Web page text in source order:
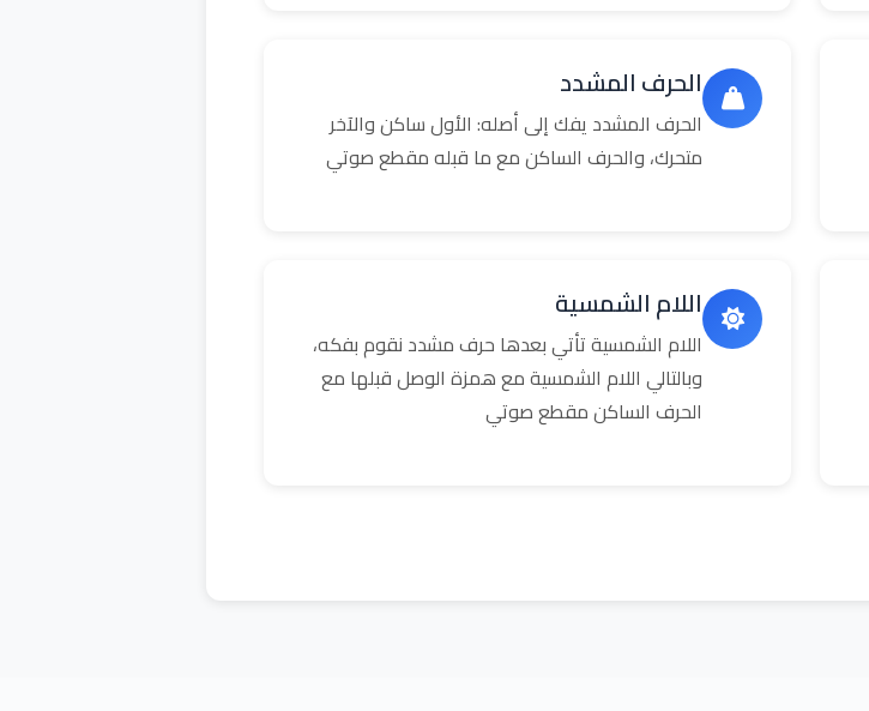
الحرف المشدد
الحرف المشدد يفك إلى أصله: الأول ساكن والآخر
متحرك، والحرف الساكن مع ما قبله مقطع صوتي
اللام الشمسية
اللام الشمسية تأتي بعدها حرف مشدد نقوم بفكه،
وبالتالي اللام الشمسية مع همزة الوصل قبلها مع
الحرف الساكن مقطع صوتي